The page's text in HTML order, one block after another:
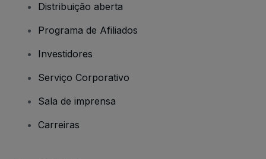
Distribuição aberta
Programa de Afiliados
Investidores
Serviço Corporativo
Sala de imprensa
Carreiras